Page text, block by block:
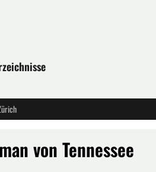
von Tennessee